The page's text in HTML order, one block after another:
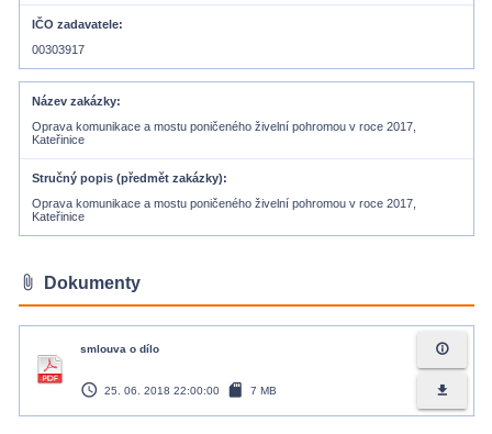
IČO zadavatele
00303917
Název zakázky
Oprava komunikace a mostu poničeného živelní pohromou v roce 2017,
Kateřinice
Stručný popis (předmět zakázky)
Oprava komunikace a mostu poničeného živelní pohromou v roce 2017,
Kateřinice
attach_file Dokumenty
smlouva o dílo
access_time 25. 06. 2018 22:00:00 sd_card 7 MB
info_outline
file_download